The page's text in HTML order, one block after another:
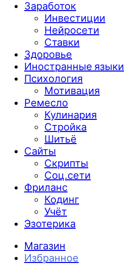
Заработок
Инвестиции
Нейросети
Ставки
Здоровье
Иностранные языки
Психология
Мотивация
Ремесло
Кулинария
Стройка
Шитьё
Сайты
Скрипты
Соц.сети
Фриланс
Кодинг
Учёт
Эзотерика
Магазин
Избранное